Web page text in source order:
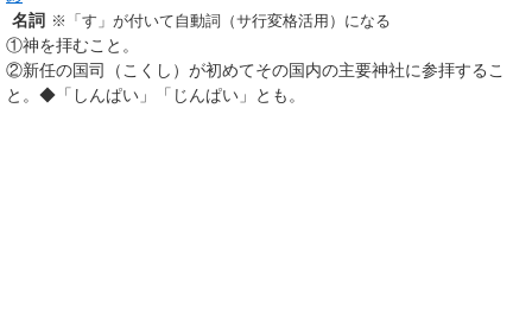
名詞
※「す」が付いて自動詞（サ行変格活用）になる
①神を拝むこと。
②新任の国司（こくし）が初めてその国内の主要神社に参拝するこ
と。◆「しんぱい」「じんぱい」とも。